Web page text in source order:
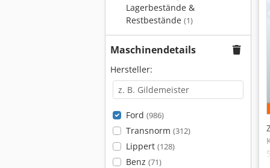
Lagerbestände &
Restbestände (1)
Maschinendetails
Hersteller:
Ford (986)
Transnorm (312)
Lippert (128)
Benz (71)